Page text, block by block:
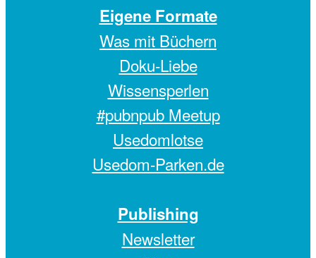
Eigene Formate
Was mit Büchern
Doku-Liebe
Wissensperlen
#pubnpub Meetup
Usedomlotse
Usedom-Parken.de
Publishing
Newsletter